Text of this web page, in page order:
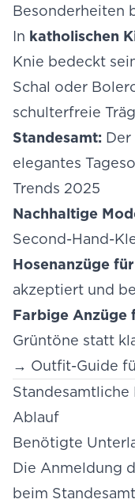
Besonderheiten
In katholischen
Knie bedeckt
Schal oder
schulterfreie
Standesamt: Der
elegantes
Trends 2025
Nachhaltige
Second-Hand-
Hosenanzüge
akzeptiert und
Farbige Anzüge
Grüntöne statt
→ Outfit-Guide
Ablauf
Benötigte
Die Anmeldung
beim